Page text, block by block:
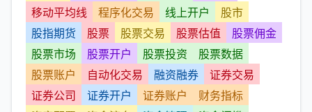
移动平均线
程序化交易 线上开户
股市
股指期货
股票 股票交易 股票估值
股票佣金
股票市场
股票开户 股票投资
股票数据
股票账户
自动化交易 融资融券
证券交易
证券公司
证券开户 证券账户
财务指标